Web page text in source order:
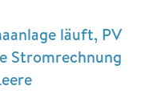
läuft, PV
Stromrechnung